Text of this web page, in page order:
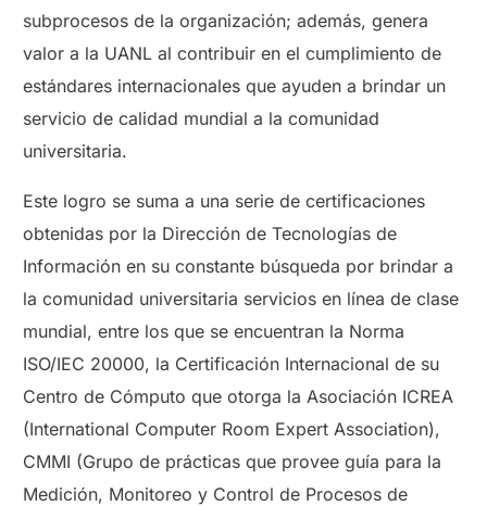
subprocesos de la organización; además, genera
valor a la UANL al contribuir en el cumplimiento de
estándares internacionales que ayuden a brindar un
servicio de calidad mundial a la comunidad
universitaria.
Este logro se suma a una serie de certificaciones
obtenidas por la Dirección de Tecnologías de
Información en su constante búsqueda por brindar a
la comunidad universitaria servicios en línea de clase
mundial, entre los que se encuentran la Norma
ISO/IEC 20000, la Certificación Internacional de su
Centro de Cómputo que otorga la Asociación ICREA
(International Computer Room Expert Association),
CMMI (Grupo de prácticas que provee guía para la
Medición, Monitoreo y Control de Procesos de